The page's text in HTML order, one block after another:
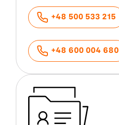
+48 500 533 215
+48 600 004 680